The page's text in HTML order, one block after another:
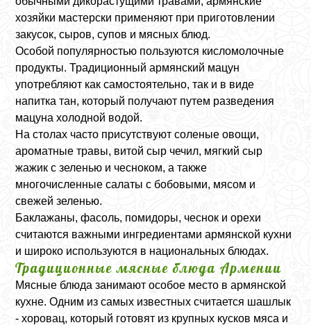
хозяйки мастерски применяют при приготовлении
закусок, сыров, супов и мясных блюд.
Особой популярностью пользуются кисломолочные
продукты. Традиционный армянский мацун
употребляют как самостоятельно, так и в виде
напитка тан, который получают путем разведения
мацуна холодной водой.
На столах часто присутствуют соленые овощи,
ароматные травы, витой сыр чечил, мягкий сыр
жажик с зеленью и чесноком, а также
многочисленные салаты с бобовыми, мясом и
свежей зеленью.
Баклажаны, фасоль, помидоры, чеснок и орехи
считаются важными ингредиентами армянской кухни
и широко используются в национальных блюдах.
Традиционные мясные блюда Армении
Мясные блюда занимают особое место в армянской
кухне. Одним из самых известных считается шашлык
- хоровац, который готовят из крупных кусков мяса и